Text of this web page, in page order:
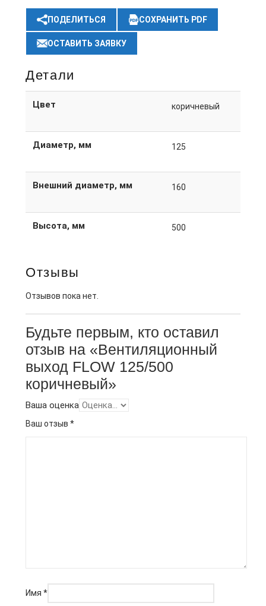
ПОДЕЛИТЬСЯ СОХРАНИТЬ PDF
ОСТАВИТЬ ЗАЯВКУ
Детали
Цвет коричневый
Диаметр, мм 125
Внешний диаметр, мм 160
Высота, мм 500
Отзывы
Отзывов пока нет.
Будьте первым, кто оставил
отзыв на «Вентиляционный
выход FLOW 125/500
коричневый»
Ваша оценка
Ваш отзыв *
Имя *